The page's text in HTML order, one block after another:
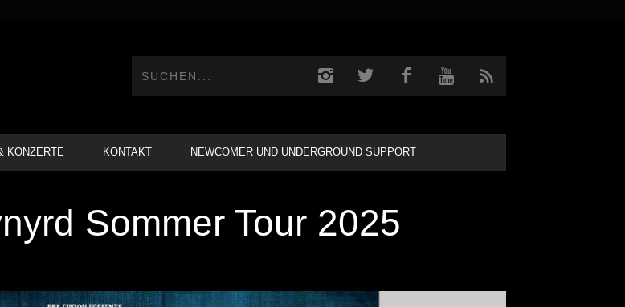
KONZERTE KONTAKT NEWCOMER UND UNDERGROUND SUPPORT
Sommer Tour 2025